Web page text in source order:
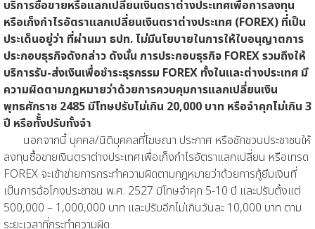
บริการซื้อขายหรือแลกเปลี่ยนเงินตราต่างประเทศเพื่อการลงทุน
หรือเก็งกำไรอัตราแลกเปลี่ยนเงินตราต่างประเทศ (FOREX) ที่เป็น
ประเด็นอยู่ว่า ที่ผ่านมา ธปท. ไม่มีนโยบายในการให้ใบอนุญาตการ
ประกอบธุรกิจดังกล่าว ดังนั้น การประกอบธุรกิจ FOREX รวมถึงให้
บริการรับ-ส่งเงินเพื่อชำระธุรกรรม FOREX ทั้งในและต่างประเทศ มี
ความผิดตามกฎหมายว่าด้วยการควบคุมการแลกเปลี่ยนเงิน
พุทธศักราช 2485 มีโทษปรับไม่เกิน 20,000 บาท หรือจำคุกไม่เกิน 3
ปี หรือทัั้งปรับทั้งจำ
นอกจากนี้ บุคคล/นิติบุคคลที่โฆษณา ประกาศ หรือชักชวนประชาชนให้
ลงทุนซื้อขายเงินตราต่างประเทศเพื่อเก็งกำไรอัตราแลกเปลี่ยน หรือเทรด
FOREX จะเข้าข่ายการกระทำความผิดตามกฎหมายว่าด้วยการกู้ยืมเงินที่
เป็นการฉ้อโกงประชาชน พ.ศ. 2527 มีโทษจําคุก 5-10 ปี และปรับตั้งแต่
500,000 – 1,000,000 บาท และปรับอีกไม่เกินวันละ 10,000 บาท ตาม
ระยะเวลาที่กระทำความผิด